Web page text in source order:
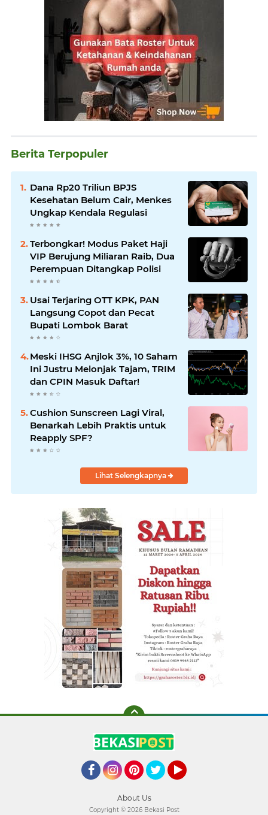
Berita Terpopuler
Dana Rp20 Triliun BPJS
Kesehatan Belum Cair, Menkes
Ungkap Kendala Regulasi
Terbongkar! Modus Paket Haji
VIP Berujung Miliaran Raib, Dua
Perempuan Ditangkap Polisi
Usai Terjaring OTT KPK, PAN
Langsung Copot dan Pecat
Bupati Lombok Barat
Meski IHSG Anjlok 3%, 10 Saham
Ini Justru Melonjak Tajam, TRIM
dan CPIN Masuk Daftar!
Cushion Sunscreen Lagi Viral,
Benarkah Lebih Praktis untuk
Reapply SPF?
Lihat Selengkapnya
About Us
Copyright © 2026 Bekasi Post